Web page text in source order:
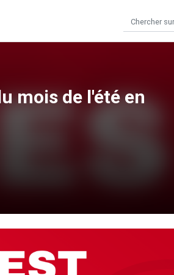
mois de l'été en